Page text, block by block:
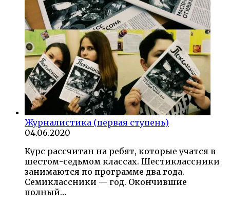
Журналистика (первая ступень)
04.06.2020
Курс рассчитан на ребят, которые учатся в
шестом-седьмом классах. Шестиклассники
занимаются по программе два года.
Семиклассники — год. Окончившие
полный…